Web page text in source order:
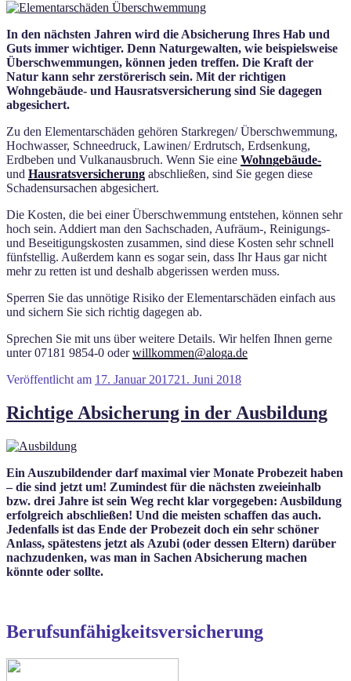
In den nächsten Jahren wird die Absicherung Ihres Hab und
Guts immer wichtiger. Denn Naturgewalten, wie beispielsweise
Überschwemmungen, können jeden treffen. Die Kraft der
Natur kann sehr zerstörerisch sein. Mit der richtigen
Wohngebäude- und Hausratsversicherung sind Sie dagegen
abgesichert.
Zu den Elementarschäden gehören Starkregen/ Überschwemmung,
Hochwasser, Schneedruck, Lawinen/ Erdrutsch, Erdsenkung,
Erdbeben und Vulkanausbruch. Wenn Sie eine Wohngebäude-
und Hausratsversicherung abschließen, sind Sie gegen diese
Schadensursachen abgesichert.
Die Kosten, die bei einer Überschwemmung entstehen, können sehr
hoch sein. Addiert man den Sachschaden, Aufräum-, Reinigungs-
und Beseitigungskosten zusammen, sind diese Kosten sehr schnell
fünfstellig. Außerdem kann es sogar sein, dass Ihr Haus gar nicht
mehr zu retten ist und deshalb abgerissen werden muss.
Sperren Sie das unnötige Risiko der Elementarschäden einfach aus
und sichern Sie sich richtig dagegen ab.
Sprechen Sie mit uns über weitere Details. Wir helfen Ihnen gerne
unter 07181 9854-0 oderwillkommen@aloga.de
Veröffentlicht am 17. Januar 201721. Juni 2018
Richtige Absicherung in der Ausbildung
Ein Auszubildender darf maximal vier Monate Probezeit haben
– die sind jetzt um! Zumindest für die nächsten zweieinhalb
bzw. drei Jahre ist sein Weg recht klar vorgegeben: Ausbildung
erfolgreich abschließen! Und die meisten schaffen das auch.
Jedenfalls ist das Ende der Probezeit doch ein sehr schöner
Anlass, spätestens jetzt als Azubi (oder dessen Eltern) darüber
nachzudenken, was man in Sachen Absicherung machen
könnte oder sollte.
Berufsunfähigkeitsversicherung